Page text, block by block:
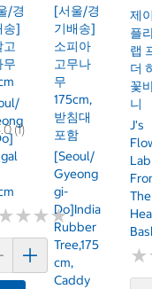
(1)
/경
송]
고
무
★★★
★★★
[서울/경
기배송]
소피아
고무나
무
175cm,
받침대
포함
[Seoul/
Gyeong
Gi-
Do]India
Rubber
Tree,175
Cm,
Caddy
제
플
랩
더
꽃
니
J's
Lab
The
★
★